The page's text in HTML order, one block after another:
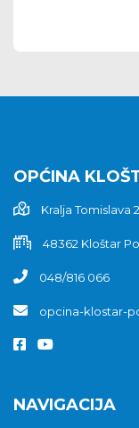
OPĆINA
Kralja Tomislava 2
48362 Kloštar
048/816 066
opcina-klostar-
NAVIGACIJA